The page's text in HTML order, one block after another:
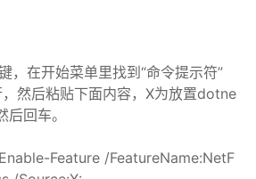
在开始菜单里找到“命令提示符”
然后粘贴下面内容，X为放置dotne
回车。
Feature /FeatureName:NetF